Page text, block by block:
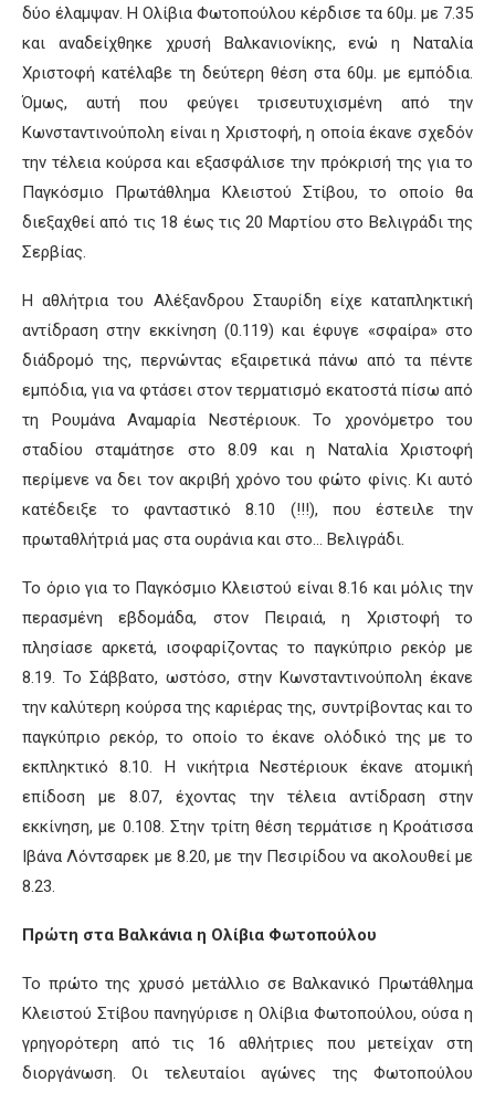
δύο έλαμψαν. Η Ολίβια Φωτοπούλου κέρδισε τα 60μ. με 7.35
και αναδείχθηκε χρυσή Βαλκανιονίκης, ενώ η Ναταλία
Χριστοφή κατέλαβε τη δεύτερη θέση στα 60μ. με εμπόδια.
Όμως, αυτή που φεύγει τρισευτυχισμένη από την
Κωνσταντινούπολη είναι η Χριστοφή, η οποία έκανε σχεδόν
την τέλεια κούρσα και εξασφάλισε την πρόκρισή της για το
Παγκόσμιο Πρωτάθλημα Κλειστού Στίβου, το οποίο θα
διεξαχθεί από τις 18 έως τις 20 Μαρτίου στο Βελιγράδι της
Σερβίας.
Η αθλήτρια του Αλέξανδρου Σταυρίδη είχε καταπληκτική
αντίδραση στην εκκίνηση (0.119) και έφυγε «σφαίρα» στο
διάδρομό της, περνώντας εξαιρετικά πάνω από τα πέντε
εμπόδια, για να φτάσει στον τερματισμό εκατοστά πίσω από
τη Ρουμάνα Αναμαρία Νεστέριουκ. Το χρονόμετρο του
σταδίου σταμάτησε στο 8.09 και η Ναταλία Χριστοφή
περίμενε να δει τον ακριβή χρόνο του φώτο φίνις. Κι αυτό
κατέδειξε το φανταστικό 8.10 (!!!), που έστειλε την
πρωταθλήτριά μας στα ουράνια και στο… Βελιγράδι.
Το όριο για το Παγκόσμιο Κλειστού είναι 8.16 και μόλις την
περασμένη εβδομάδα, στον Πειραιά, η Χριστοφή το
πλησίασε αρκετά, ισοφαρίζοντας το παγκύπριο ρεκόρ με
8.19. Το Σάββατο, ωστόσο, στην Κωνσταντινούπολη έκανε
την καλύτερη κούρσα της καριέρας της, συντρίβοντας και το
παγκύπριο ρεκόρ, το οποίο το έκανε ολόδικό της με το
εκπληκτικό 8.10. Η νικήτρια Νεστέριουκ έκανε ατομική
επίδοση με 8.07, έχοντας την τέλεια αντίδραση στην
εκκίνηση, με 0.108. Στην τρίτη θέση τερμάτισε η Κροάτισσα
Ιβάνα Λόντσαρεκ με 8.20, με την Πεσιρίδου να ακολουθεί με
8.23.
Πρώτη στα Βαλκάνια η Ολίβια Φωτοπούλου
Το πρώτο της χρυσό μετάλλιο σε Βαλκανικό Πρωτάθλημα
Κλειστού Στίβου πανηγύρισε η Ολίβια Φωτοπούλου, ούσα η
γρηγορότερη από τις 16 αθλήτριες που μετείχαν στη
διοργάνωση. Οι τελευταίοι αγώνες της Φωτοπούλου